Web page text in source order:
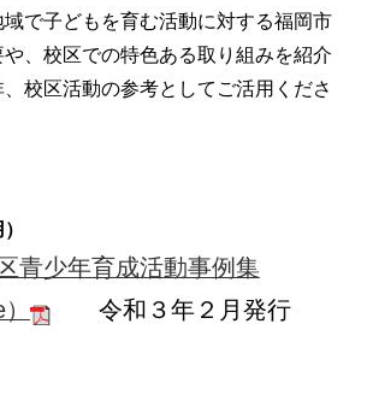
で子どもを育む活動に対する福岡市
、校区での特色ある取り組みを紹介
校区活動の参考としてご活用くださ
青少年育成活動事例集
令和３年２月発行